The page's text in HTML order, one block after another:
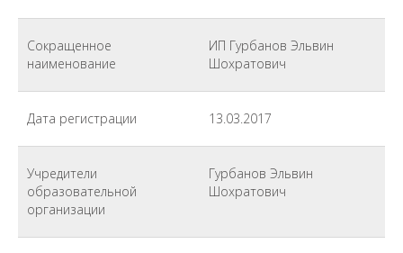
Сокращенное
наименование
ИП Гурбанов Эльвин
Шохратович
Дата регистрации 13.03.2017
Учредители
образовательной
организации
Гурбанов Эльвин
Шохратович